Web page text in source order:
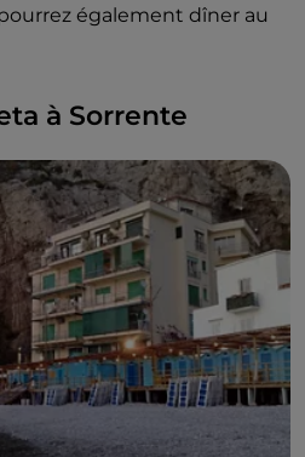
également dîner au
à Sorrente